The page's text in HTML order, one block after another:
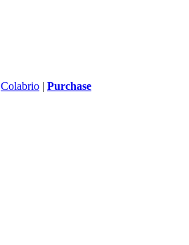
Colabrio | Purchase